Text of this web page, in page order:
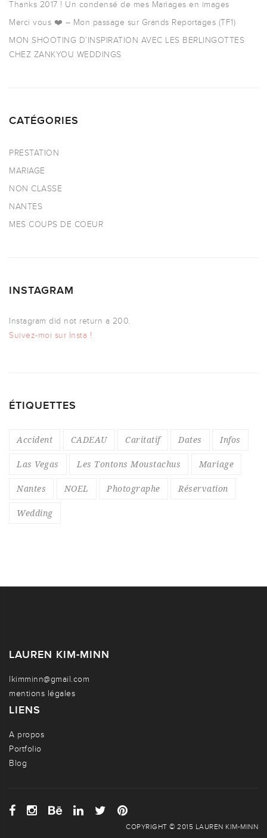
Thanks 2017 ! Un condensé de mes Mariages en images
Merci vous ❤️ – Mon passage sur Grands Reportages (TF1)
MON SHOOTING D’INSPIRATION AVEC LES BERLINGOTTES
CHEZ ZANKYOU WEDDINGS
CATÉGORIES
PRESTATION
MARIAGE
NON CLASSE
NANTES
MES COUPS DE COEUR
INSTAGRAM
Instagram did not return a 200.
Suivez-moi sur Insta !
ÉTIQUETTES
Accident CADEAU Caritatif Dates Infos
Las Vegas Les Tontons Moustachus Mariage
Nantes NOEL Photographe Réservation
Wedding
LAUREN KIM-MINN
lkimminn@gmail.com
mentions légales
LIENS
A propos
Portfolio
Blog
COPYRIGHT © 2015 LAUREN KIM-MINN